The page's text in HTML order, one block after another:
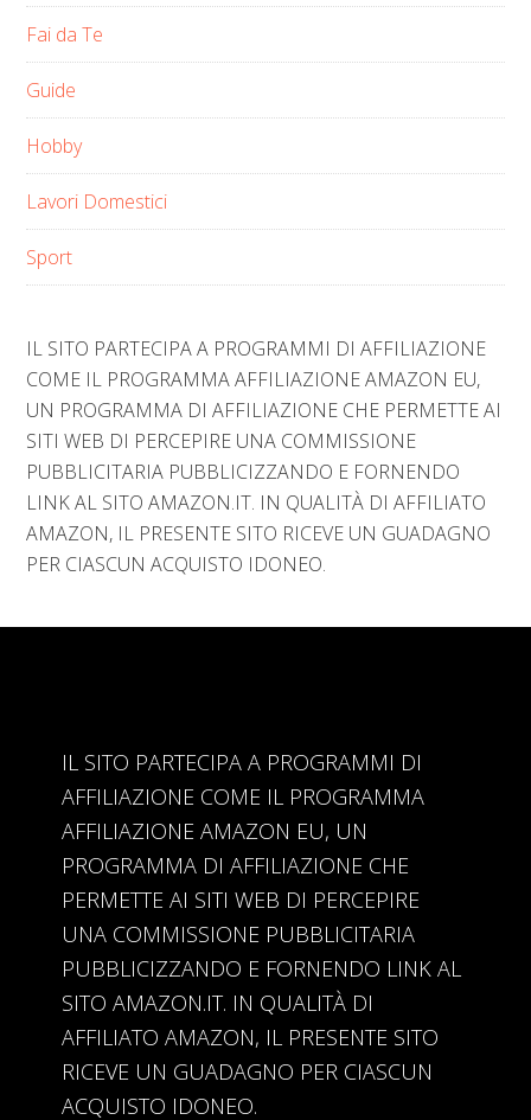
Fai da Te
Guide
Hobby
Lavori Domestici
Sport
IL SITO PARTECIPA A PROGRAMMI DI AFFILIAZIONE
COME IL PROGRAMMA AFFILIAZIONE AMAZON EU,
UN PROGRAMMA DI AFFILIAZIONE CHE PERMETTE AI
SITI WEB DI PERCEPIRE UNA COMMISSIONE
PUBBLICITARIA PUBBLICIZZANDO E FORNENDO
LINK AL SITO AMAZON.IT. IN QUALITÀ DI AFFILIATO
AMAZON, IL PRESENTE SITO RICEVE UN GUADAGNO
PER CIASCUN ACQUISTO IDONEO.
IL SITO PARTECIPA A PROGRAMMI DI
AFFILIAZIONE COME IL PROGRAMMA
AFFILIAZIONE AMAZON EU, UN
PROGRAMMA DI AFFILIAZIONE CHE
PERMETTE AI SITI WEB DI PERCEPIRE
UNA COMMISSIONE PUBBLICITARIA
PUBBLICIZZANDO E FORNENDO LINK AL
SITO AMAZON.IT. IN QUALITÀ DI
AFFILIATO AMAZON, IL PRESENTE SITO
RICEVE UN GUADAGNO PER CIASCUN
ACQUISTO IDONEO.